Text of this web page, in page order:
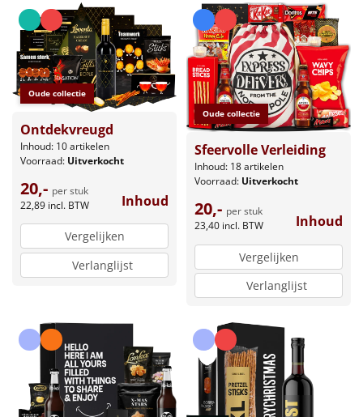
Oude collectie
Ontdekvreugd
Inhoud: 10 artikelen
Voorraad: Uitverkocht
20,- per stuk
22,89 incl. BTW Inhoud
Vergelijken
Verlanglijst
Oude collectie
Sfeervolle Verleiding
Inhoud: 18 artikelen
Voorraad: Uitverkocht
20,- per stuk
23,40 incl. BTW Inhoud
Vergelijken
Verlanglijst